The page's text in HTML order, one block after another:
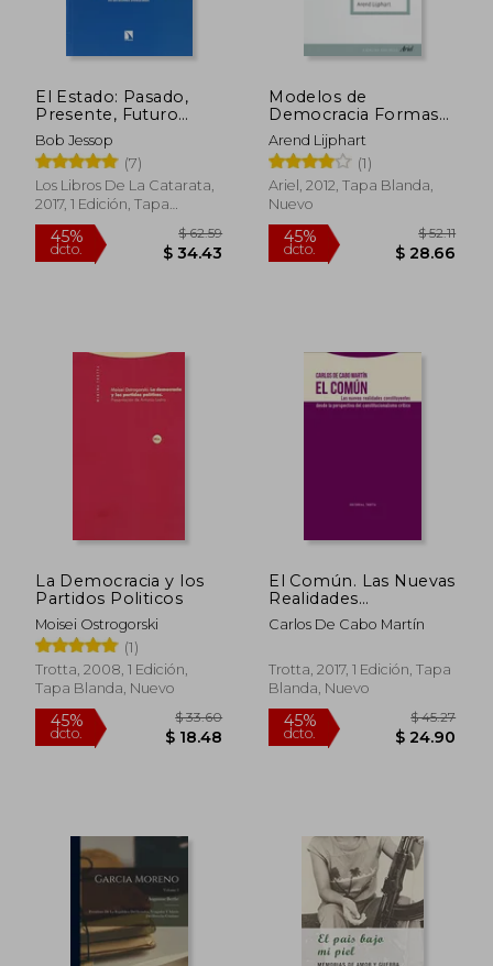
45%
dcto. $ 23.85
45%
dcto.
El Estado: Pasado,
Presente, Futuro
(Mayor)
Bob Jessop
(7)
Los Libros De La Catarata,
2017, 1 Edición, Tapa
Blanda, Nuevo
dcto. $ 34.43
Modelos de
Democracia Formas
de Gobierno y
Resultados en 36
Paises
Arend Lijphart
(1)
Ariel, 2012, Tapa Blanda,
Nuevo
45%
dcto. $
La Democracia y los
Partidos Politicos
Moisei Ostrogorski
(1)
Trotta, 2008, 1 Edición,
Tapa Blanda, Nuevo
El Común. Las Nuevas
Realidades
Constituyentes Desde
la Perspectiva del
Crítico (Estructuras y
Procesos. Derecho)
Carlos De Cabo Martín
Trotta, 2017, 1 Edición, Tapa
Blanda, Nuevo